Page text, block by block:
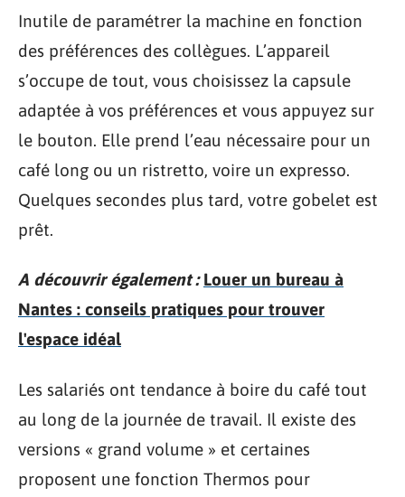
Inutile de paramétrer la machine en fonction
des préférences des collègues. L’appareil
s’occupe de tout, vous choisissez la capsule
adaptée à vos préférences et vous appuyez sur
le bouton. Elle prend l’eau nécessaire pour un
café long ou un ristretto, voire un expresso.
Quelques secondes plus tard, votre gobelet est
prêt.
A découvrir également : Louer un bureau à
Nantes : conseils pratiques pour trouver
l'espace idéal
Les salariés ont tendance à boire du café tout
au long de la journée de travail. Il existe des
versions « grand volume » et certaines
proposent une fonction Thermos pour